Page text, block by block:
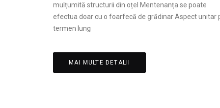
mulțumită structurii din oțel Mentenanța se poate
efectua doar cu o foarfecă de grădinar Aspect unitar
termen lung
MAI MULTE DETALII